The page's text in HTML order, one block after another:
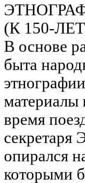
(К 150-
В основе
быта
материалы
время
секретаря
опирался
которыми